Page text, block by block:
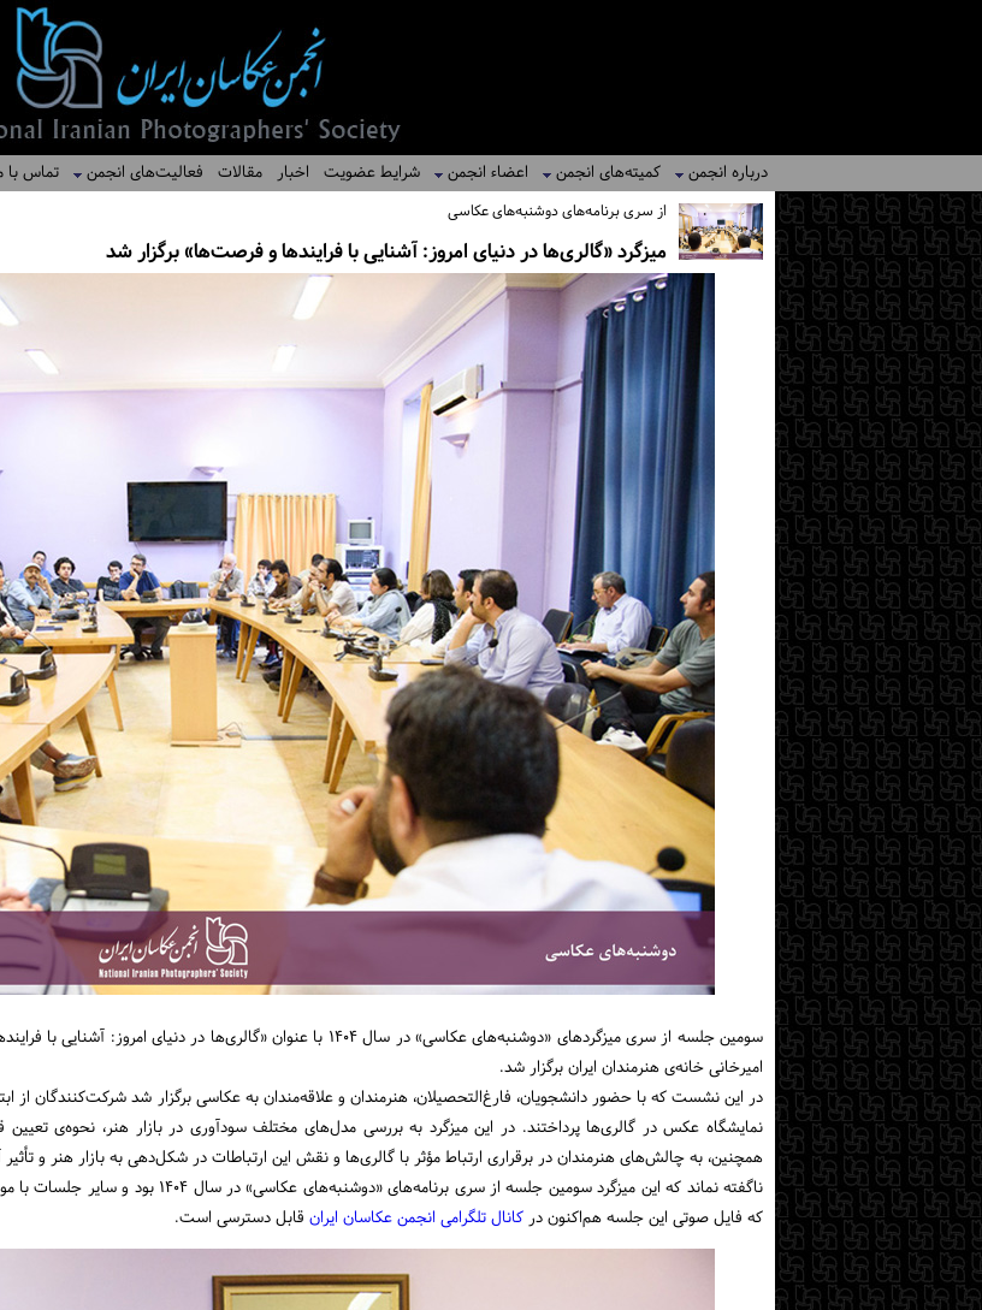
درباره انجمن کمیته‌های انجمن اعضاء انجمن شرایط عضویت اخبار مقالات فعالیت‌های انجمن تماس با
از سری برنامه‌های دوشنبه‌های عکاسی
میزگرد «گالری‌ها در دنیای امروز: آشنایی با فرایندها و فرصت‌ها» برگزار شد
امیرخانی خانه‌ی هنرمندان ایران برگزار شد.
در این نشست که با حضور دانشجویان، فارغ‌التحصیلان، هنرمندان و علاقه‌مندان به عکاسی برگزار شد شرکت‌کنندگان
نمایشگاه عکس در گالری‌ها پرداختند. در این میزگرد به بررسی مدل‌های مختلف سودآوری در بازار هنر، نحوه‌ی
همچنین، به چالش‌های هنرمندان در برقراری ارتباط مؤثر با گالری‌ها و نقش این ارتباطات در شکل‌دهی به بازار هنر و
ناگفته نماند که این میزگرد سومین جلسه از سری برنامه‌های «دوشنبه‌های عکاسی» در سال ۱۴۰۴ بود و سایر جلسات با موضوعات دیگر در ماه‌های آینده برگزار خواهد شد.
که فایل صوتی این جلسه هم‌اکنون در کانال تلگرامی انجمن عکاسان ایران قابل دسترسی است.